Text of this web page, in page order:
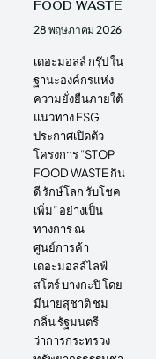
FOOD WASTE
28 พฤษภาคม 2026
เดอะมอลล์ กรุ๊ป ใน
ฐานะองค์กรแห่ง
ความยั่งยืนภายใต้
แนวทาง ESG
ประกาศเปิดตัว
โครงการ “STOP
FOOD WASTE กิน
ดี รักษ์โลก รับโชค
เพิ่ม” อย่างเป็น
ทางการ ณ
ศูนย์การค้า
เดอะมอลล์ไลฟ์
สโตร์ บางกะปิ โดย
มีนายสุชาติ ชม
กลิ่น รัฐมนตรี
ว่าการกระทรวง